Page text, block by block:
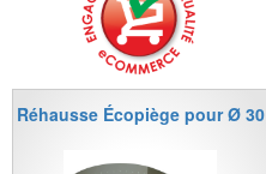
Réhausse Écopiège pour Ø 30